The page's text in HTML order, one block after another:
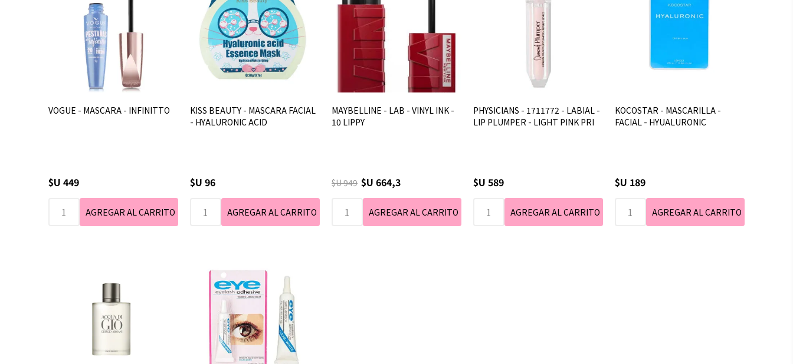
VOGUE - MASCARA - INFINITTO
$U 449
KISS BEAUTY - MASCARA FACIAL
- HYALURONIC ACID
$U 96
MAYBELLINE - LAB - VINYL INK -
10 LIPPY
$U 949 $U 664,3
PHYSICIANS - 1711772 - LABIAL -
LIP PLUMPER - LIGHT PINK PRI
$U 589
KOCOSTAR - MASCARILLA -
FACIAL - HYUALURONIC
$U 189